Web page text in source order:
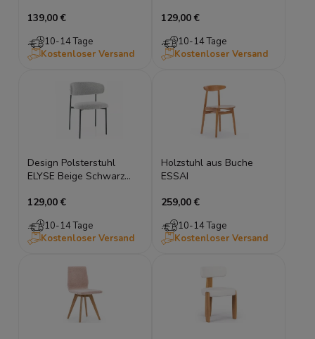
Metallbeine
139,00 €
10-14 Tage
Kostenloser Versand
Metallbeine
129,00 €
10-14 Tage
Kostenloser Versand
Design Polsterstuhl
ELYSE Beige Schwarz
Metallbeine
129,00 €
10-14 Tage
Kostenloser Versand
Holzstuhl aus Buche
ESSAI
259,00 €
10-14 Tage
Kostenloser Versand